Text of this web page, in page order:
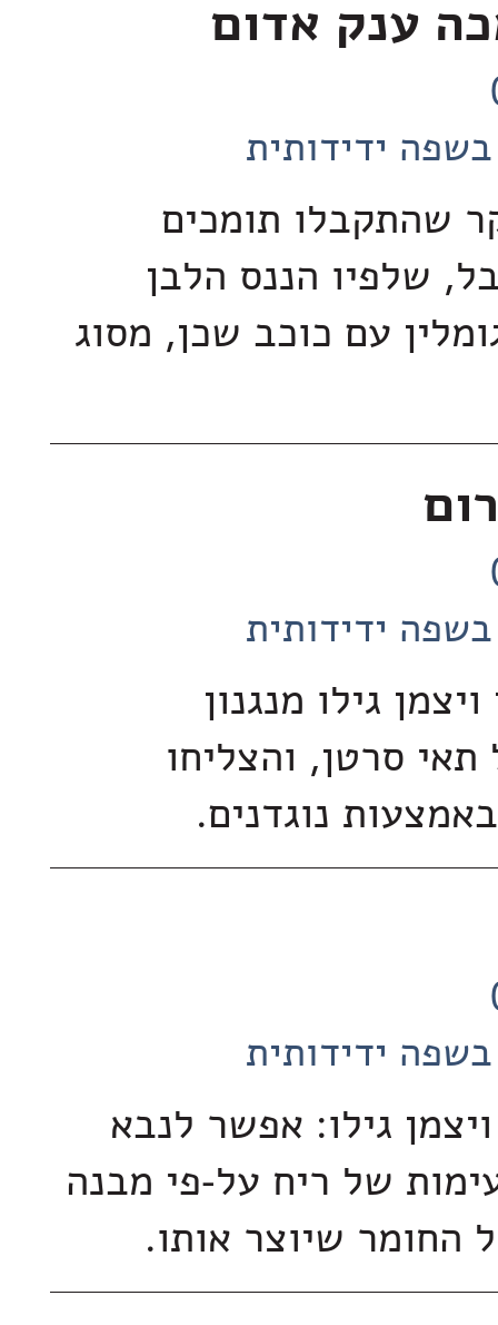
ענק אדום
ידידותית
שהתקבלו תומכים
שלפיו הננס הלבן
עם כוכב שכן, מסוג
ידידותית
גילו מנגנון
סרטן, והצליחו
נוגדנים.
ידידותית
גילו: אפשר לנבא
של ריח על-פי מבנה
החומר שיוצר אותו.